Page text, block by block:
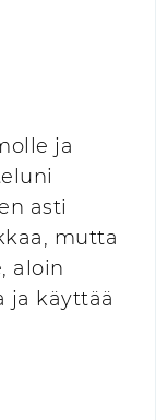
ja
asti
mutta
aloin
ja käyttää